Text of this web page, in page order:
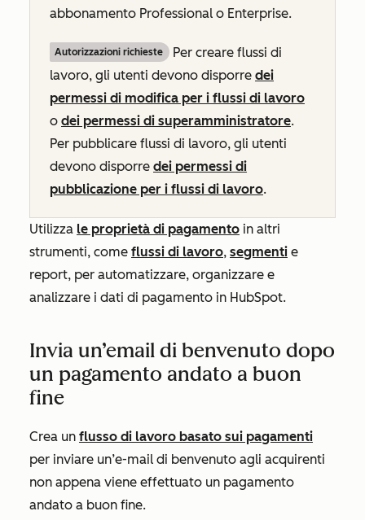
abbonamento Professional o Enterprise.
Autorizzazioni richieste
Per creare flussi di
lavoro, gli utenti devono disporre dei
permessi di modifica per i flussi di lavoro
o dei permessi di superamministratore.
Per pubblicare flussi di lavoro, gli utenti
devono disporre dei permessi di
pubblicazione per i flussi di lavoro.
Utilizza le proprietà di pagamento in altri
strumenti, come flussi di lavoro, segmenti e
report, per automatizzare, organizzare e
analizzare i dati di pagamento in HubSpot.
Invia un’email di benvenuto dopo
un pagamento andato a buon
fine
Crea un flusso di lavoro basato sui pagamenti
per inviare un’e-mail di benvenuto agli acquirenti
non appena viene effettuato un pagamento
andato a buon fine.